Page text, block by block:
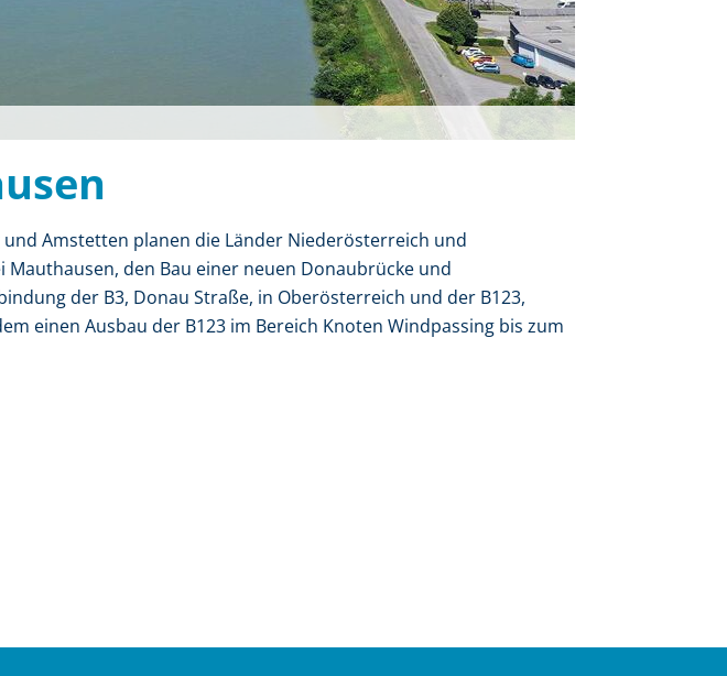
Amstetten planen die Länder Niederösterreich und
den Bau einer neuen Donaubrücke und
der B3, Donau Straße, in Oberösterreich und der B123,
einen Ausbau der B123 im Bereich Knoten Windpassing bis zum